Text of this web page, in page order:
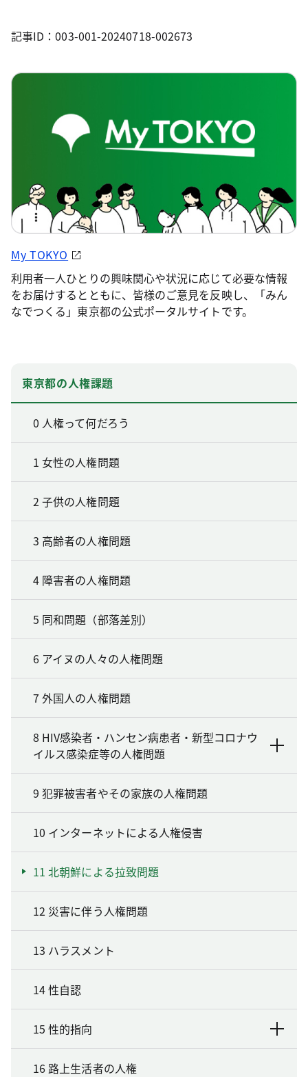
記事ID：003-001-20240718-002673
My TOKYO
利用者一人ひとりの興味関心や状況に応じて必要な情報
をお届けするとともに、皆様のご意見を反映し、「みん
なでつくる」東京都の公式ポータルサイトです。
東京都の人権課題
0 人権って何だろう
1 女性の人権問題
2 子供の人権問題
3 高齢者の人権問題
4 障害者の人権問題
5 同和問題（部落差別）
6 アイヌの人々の人権問題
7 外国人の人権問題
8 HIV感染者・ハンセン病患者・新型コロナウ
イルス感染症等の人権問題
9 犯罪被害者やその家族の人権問題
10 インターネットによる人権侵害
11 北朝鮮による拉致問題
12 災害に伴う人権問題
13 ハラスメント
14 性自認
15 性的指向
16 路上生活者の人権